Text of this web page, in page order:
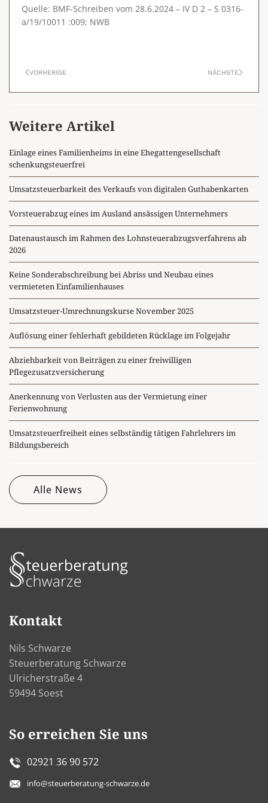
Quelle: BMF-Schreiben vom 28.6.2024 – IV D 2 – S 0316-
a/19/10011 :009; NWB
VORHERIGE NÄCHSTE
Weitere Artikel
Einlage eines Familienheims in eine Ehegattengesellschaft
schenkungsteuerfrei
Umsatzsteuerbarkeit des Verkaufs von digitalen Guthabenkarten
Vorsteuerabzug eines im Ausland ansässigen Unternehmers
Datenaustausch im Rahmen des Lohnsteuerabzugsverfahrens ab
2026
Keine Sonderabschreibung bei Abriss und Neubau eines
vermieteten Einfamilienhauses
Umsatzsteuer-Umrechnungskurse November 2025
Auflösung einer fehlerhaft gebildeten Rücklage im Folgejahr
Abziehbarkeit von Beiträgen zu einer freiwilligen
Pflegezusatzversicherung
Anerkennung von Verlusten aus der Vermietung einer
Ferienwohnung
Umsatzsteuerfreiheit eines selbständig tätigen Fahrlehrers im
Bildungsbereich
Alle News
Kontakt
Nils Schwarze
Steuerberatung Schwarze
Ulricherstraße 4
59494 Soest
So erreichen Sie uns
02921 36 90 572
info@steuerberatung-schwarze.de